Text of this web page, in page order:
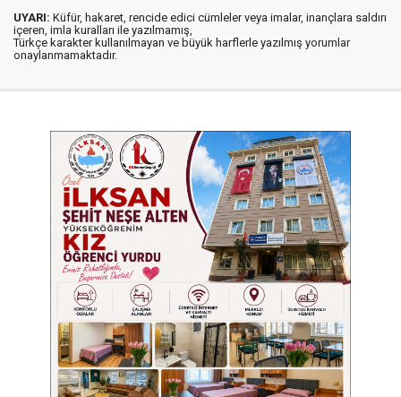
UYARI: Küfür, hakaret, rencide edici cümleler veya imalar, inançlara saldırı
içeren, imla kuralları ile yazılmamış,
Türkçe karakter kullanılmayan ve büyük harflerle yazılmış yorumlar
onaylanmamaktadır.